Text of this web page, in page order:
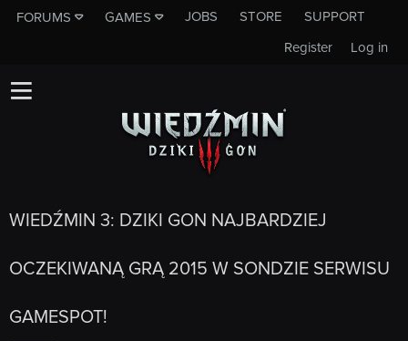
FORUMS GAMES JOBS STORE
SUPPORT
Log in
Register
WIEDŹMIN 3: DZIKI GON NAJBARDZIEJ
OCZEKIWANĄ GRĄ 2015 W SONDZIE SERWISU
GAMESPOT!